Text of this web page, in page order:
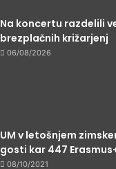
Na koncertu razdelili
brezplačnih križarjenj
06/08/2026
UM v letošnjem
gosti kar 447
08/10/2021